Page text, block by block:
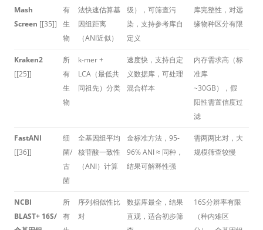
Mash
Screen [[35]]
有
生
物
法快速估算基
因组距离
（ANI近似）
级），可筛查污
染，支持参考库自
定义
库完整性，对远
缘物种区分有限
Kraken2
[[25]]
所
有
生
物
k-mer +
LCA（最低共
同祖先）分类
速度快，支持自定
义数据库，可处理
混合样本
内存需求高（标
准库
~30GB），假
阳性需置信度过
滤
FastANI
[[36]]
细
菌/
古
菌
全基因组平均
核苷酸一致性
（ANI）计算
金标准方法，95-
96% ANI ≈ 同种，
结果可解释性强
需两两比对，大
规模筛查较慢
NCBI
BLAST+ 16S/
所
有
序列相似性比
对
数据库最全，结果
直观，适合初步筛
16S分辨率有限
（种内难区